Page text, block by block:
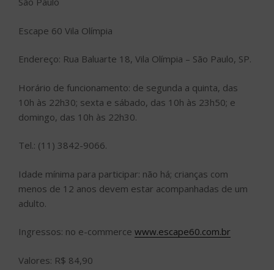
Escape 60 Vila Olímpia
Endereço: Rua Baluarte 18, Vila Olímpia – São Paulo, SP.
Horário de funcionamento: de segunda a quinta, das
10h às 22h30; sexta e sábado, das 10h às 23h50; e
domingo, das 10h às 22h30.
Tel.: (11) 3842-9066.
Idade mínima para participar: não há; crianças com
menos de 12 anos devem estar acompanhadas de um
adulto.
Ingressos: no e-commerce www.escape60.com.br
Valores: R$ 84,90